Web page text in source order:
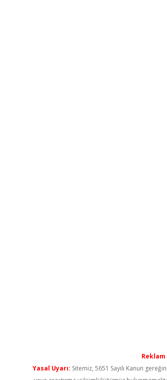
Yasal Uyarı: Sitemiz, 5651 Sayılı Kanun